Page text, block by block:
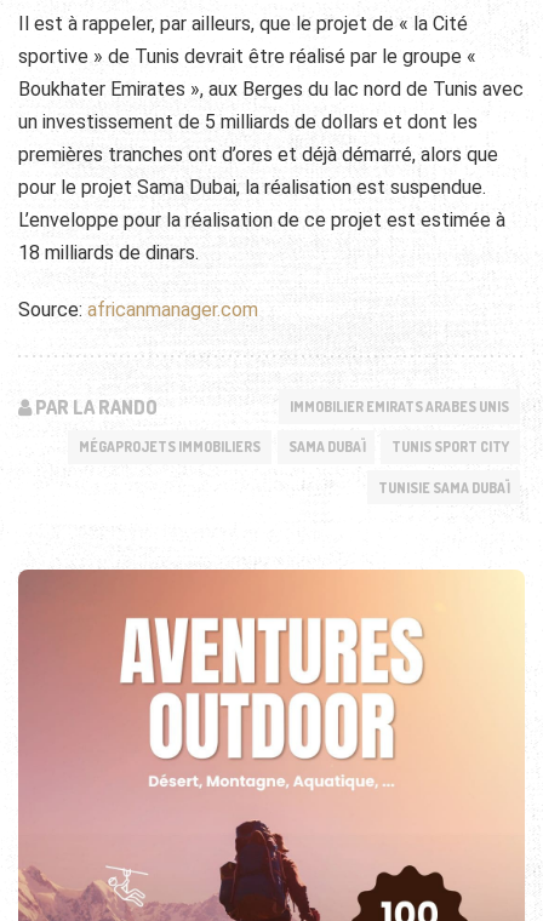
Il est à rappeler, par ailleurs, que le projet de « la Cité
sportive » de Tunis devrait être réalisé par le groupe «
Boukhater Emirates », aux Berges du lac nord de Tunis avec
un investissement de 5 milliards de dollars et dont les
premières tranches ont d’ores et déjà démarré, alors que
pour le projet Sama Dubai, la réalisation est suspendue.
L’enveloppe pour la réalisation de ce projet est estimée à
18 milliards de dinars.
Source: africanmanager.com
PAR LA RANDO IMMOBILIER EMIRATS ARABES UNIS
MÉGAPROJETS IMMOBILIERS SAMA DUBAÏ TUNIS SPORT CITY
TUNISIE SAMA DUBAÏ